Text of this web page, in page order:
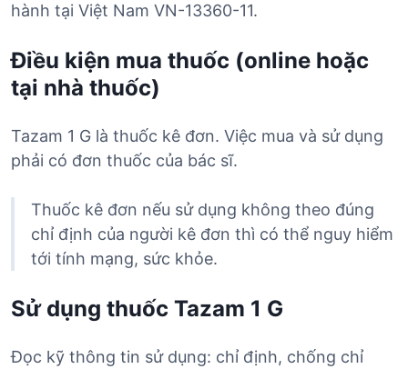
hành tại Việt Nam VN-13360-11.
Điều kiện mua thuốc (online hoặc
tại nhà thuốc)
Tazam 1 G là thuốc kê đơn. Việc mua và sử dụng
phải có đơn thuốc của bác sĩ.
Thuốc kê đơn nếu sử dụng không theo đúng
chỉ định của người kê đơn thì có thể nguy hiểm
tới tính mạng, sức khỏe.
Sử dụng thuốc Tazam 1 G
Đọc kỹ thông tin sử dụng: chỉ định, chống chỉ